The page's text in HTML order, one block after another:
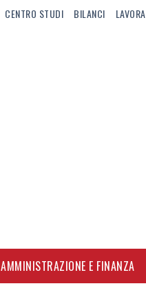
CENTRO STUDI BILANCI
AMMINISTRAZIONE E FINANZA